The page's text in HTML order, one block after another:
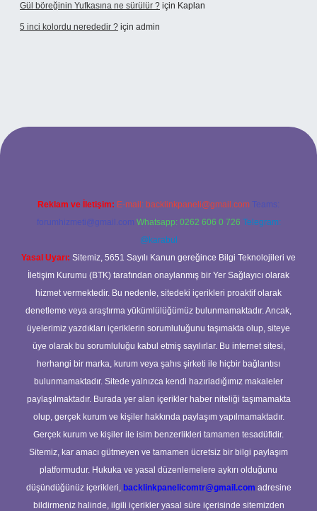
Gül böreğinin Yufkasına ne sürülür ? için Kaplan
5 inci kolordu nerededir ? için admin
Reklam ve İletişim: E-mail: backlinkpaneli@gmail.com Teams:
forumhizmeti@gmail.com Whatsapp: 0262 606 0 726 Telegram:
@karabul
Yasal Uyarı: Sitemiz, 5651 Sayılı Kanun gereğince Bilgi Teknolojileri ve
İletişim Kurumu (BTK) tarafından onaylanmış bir Yer Sağlayıcı olarak
hizmet vermektedir. Bu nedenle, sitedeki içerikleri proaktif olarak
denetleme veya araştırma yükümlülüğümüz bulunmamaktadır. Ancak,
üyelerimiz yazdıkları içeriklerin sorumluluğunu taşımakta olup, siteye
üye olarak bu sorumluluğu kabul etmiş sayılırlar. Bu internet sitesi,
herhangi bir marka, kurum veya şahıs şirketi ile hiçbir bağlantısı
bulunmamaktadır. Sitede yalnızca kendi hazırladığımız makaleler
paylaşılmaktadır. Burada yer alan içerikler haber niteliği taşımamakta
olup, gerçek kurum ve kişiler hakkında paylaşım yapılmamaktadır.
Gerçek kurum ve kişiler ile isim benzerlikleri tamamen tesadüfidir.
Sitemiz, kar amacı gütmeyen ve tamamen ücretsiz bir bilgi paylaşım
platformudur. Hukuka ve yasal düzenlemelere aykırı olduğunu
düşündüğünüz içerikleri, backlinkpanelicomtr@gmail.com adresine
bildirmeniz halinde, ilgili içerikler yasal süre içerisinde sitemizden